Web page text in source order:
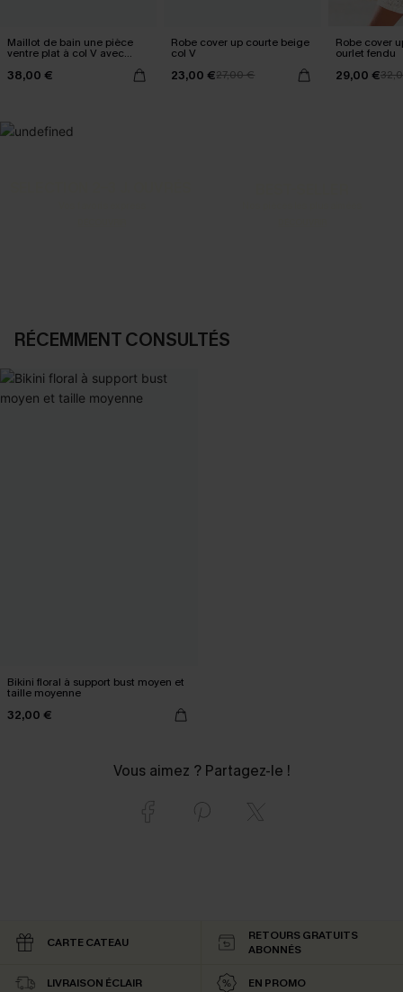
Maillot de bain une pièce
ventre plat à col V avec
38,00 €
Robe cover up courte beige
col V
23,00 €27,00 €
Robe cover
ourlet fendu
29,00 €
RÉCEMMENT CONSULTÉS
Bikini floral à support bust moyen et
taille moyenne
32,00 €
Vous aimez ? Partagez-le !
CARTE CATEAU
RETOURS GRATUITS
ABONNÉS
LIVRAISON ÉCLAIR EN PROMO